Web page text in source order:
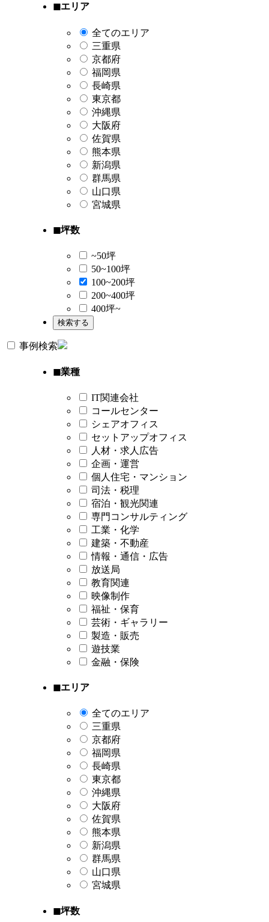
◼︎エリア
全てのエリア
三重県
京都府
福岡県
長崎県
東京都
沖縄県
大阪府
佐賀県
熊本県
新潟県
群馬県
山口県
宮城県
◼︎坪数
~50坪
50~100坪
100~200坪
200~400坪
400坪~
事例検索
◼︎業種
IT関連会社
コールセンター
シェアオフィス
セットアップオフィス
人材・求人広告
企画・運営
個人住宅・マンション
司法・税理
宿泊・観光関連
専門コンサルティング
工業・化学
建築・不動産
情報・通信・広告
放送局
教育関連
映像制作
福祉・保育
芸術・ギャラリー
製造・販売
遊技業
金融・保険
◼︎エリア
全てのエリア
三重県
京都府
福岡県
長崎県
東京都
沖縄県
大阪府
佐賀県
熊本県
新潟県
群馬県
山口県
宮城県
◼︎坪数